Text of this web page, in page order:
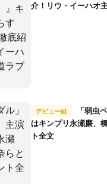
介！リウ・イーハオ
デビュー組
はキンプリ永瀬廉、
ト全文